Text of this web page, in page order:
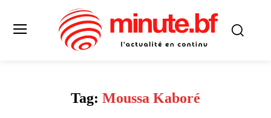
Tag: Moussa Kaboré